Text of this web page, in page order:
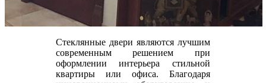
Стеклянные двери являются лучшим
современным решением при
оформлении интерьера стильной
квартиры или офиса. Благодаря